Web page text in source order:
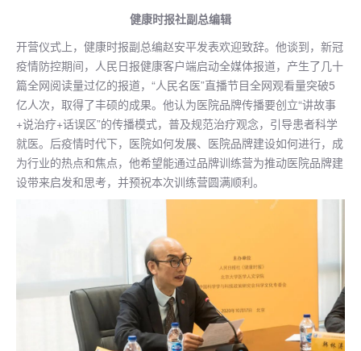
健康时报社副总编辑
开营仪式上，健康时报副总编赵安平发表欢迎致辞。他谈到，新冠
疫情防控期间，人民日报健康客户端启动全媒体报道，产生了几十
篇全网阅读量过亿的报道，“人民名医”直播节目全网观看量突破5
亿人次，取得了丰硕的成果。他认为医院品牌传播要创立“讲故事
+说治疗+话误区”的传播模式，普及规范治疗观念，引导患者科学
就医。后疫情时代下，医院如何发展、医院品牌建设如何进行，成
为行业的热点和焦点，他希望能通过品牌训练营为推动医院品牌建
设带来启发和思考，并预祝本次训练营圆满顺利。